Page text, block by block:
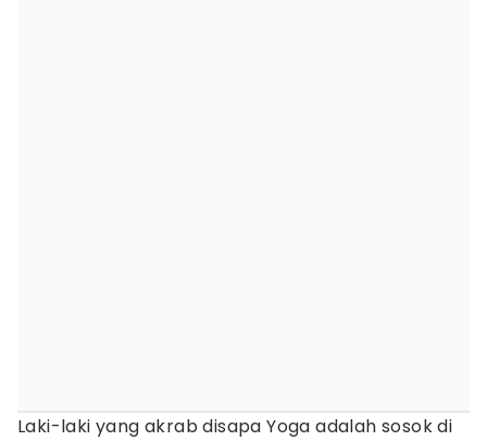
Laki-laki yang akrab disapa Yoga adalah sosok di